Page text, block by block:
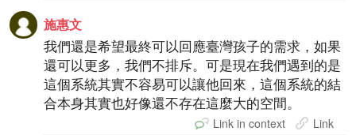
施惠文
我們還是希望最終可以回應臺灣孩子的需求，如果
還可以更多，我們不排斥。可是現在我們遇到的是
這個系統其實不容易可以讓他回來，這個系統的結
合本身其實也好像還不存在這麼大的空間。
Link in context Link